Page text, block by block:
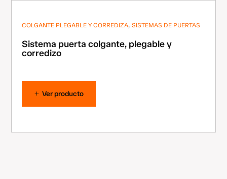
COLGANTE PLEGABLE Y CORREDIZA,SISTEMAS DE PUERTAS
Sistema puerta colgante, plegable y
corredizo
Ver producto